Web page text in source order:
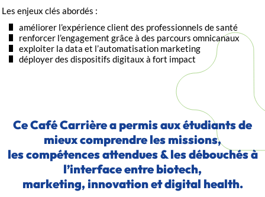
Les enjeux clés abordés :
améliorer l’expérience client des professionnels de santé
renforcer l’engagement grâce à des parcours omnicanaux
exploiter la data et l’automatisation marketing
déployer des dispositifs digitaux à fort impact
Ce Café Carrière a permis aux étudiants de
mieux comprendre les missions,
les compétences attendues & les débouchés à
l’interface entre biotech,
marketing, innovation et digital health.